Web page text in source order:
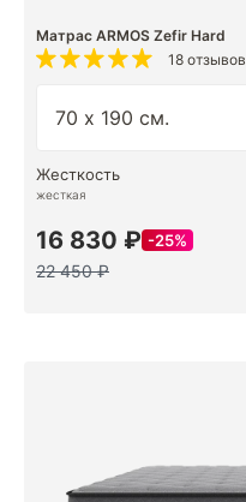
Матрас ARMOS Zefir Hard
18 отзывов
Жесткость
жесткая
16 830 ₽ 25%
22 450 ₽